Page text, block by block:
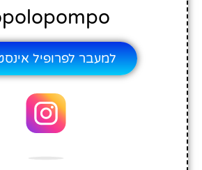
למעבר לפרופיל